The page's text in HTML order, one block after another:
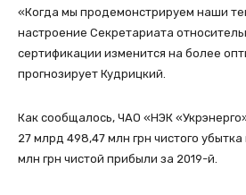
«Когда мы продемонстрируем наши
настроение Секретариата
сертификации изменится на более
прогнозирует Кудрицкий.
Как сообщалось, ЧАО «НЭК
27 млрд 498,47 млн грн чистого убытка
млн грн чистой прибыли за 2019-й.